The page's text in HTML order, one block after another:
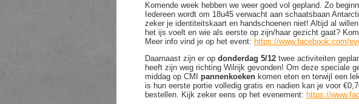
Komende week hebben we weer goed vol gepland. Zo
Iedereen wordt om 18u45 verwacht aan schaatsbaan
zeker je identiteitskaart en handschoenen niet! Altijd al
het ijs voelt en wie als eerste op zijn/haar gezicht gaat?
Meer info vind je op het event: https://www.facebook.com/
Daarnaast zijn er op donderdag 5/12 twee activiteiten
heeft zijn weg richting Wilrijk gevonden! Om deze speciale
middag op CMI pannenkoeken komen eten en terwijl een
is hun eerste portie volledig gratis en nadien kan je voor
bestellen. Kijk zeker eens op het evenement: https://